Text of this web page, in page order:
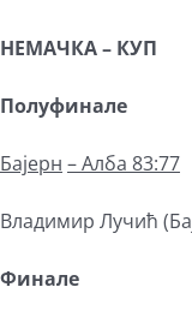
НЕМАЧКА – КУП
Полуфинале
Бајерн – Алба 83:77
Владимир Лучић
Финале